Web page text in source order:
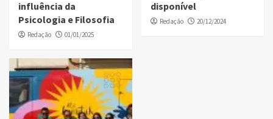
influência da
Psicologia e Filosofia
Redação 01/01/2025
disponível
Redação 20/12/2024